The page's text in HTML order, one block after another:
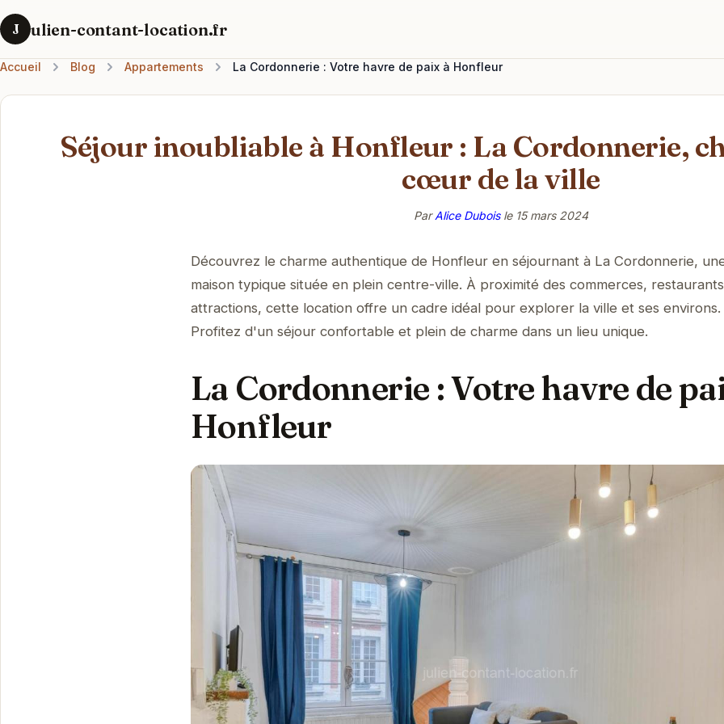
J ulien-contant-location.fr
Accueil Blog Appartements La Cordonnerie : Votre havre de paix à Honfleur
Séjour inoubliable à Honfleur : La Cordonnerie,
cœur de la ville
ParAlice Duboisle 15 mars 2024
Découvrez le charme authentique de Honfleur en séjournant à La Cordonnerie,
maison typique située en plein centre-ville. À proximité des commerces,
attractions, cette location offre un cadre idéal pour explorer la ville et ses environs.
Profitez d'un séjour confortable et plein de charme dans un lieu unique.
La Cordonnerie : Votre havre de
Honfleur